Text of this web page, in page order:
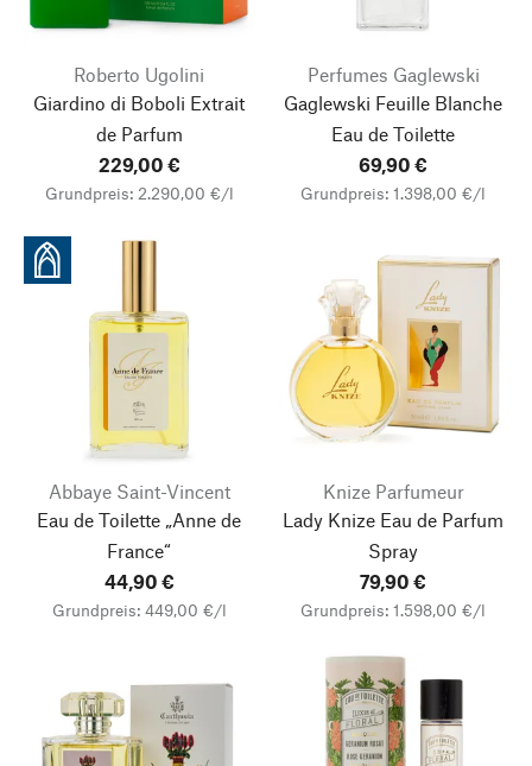
Roberto Ugolini
Giardino di Boboli Extrait
de Parfum
229,00 €
Grundpreis: 2.290,00 €/l
Perfumes Gaglewski
Gaglewski Feuille Blanche
Eau de Toilette
69,90 €
Grundpreis: 1.398,00 €/l
Abbaye Saint-Vincent
Eau de Toilette „Anne de
France“
44,90 €
Grundpreis: 449,00 €/l
Knize Parfumeur
Lady Knize Eau de Parfum
Spray
79,90 €
Grundpreis: 1.598,00 €/l